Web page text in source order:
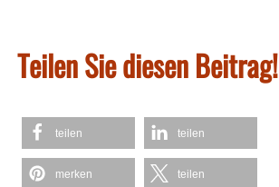
Teilen Sie diesen Beitrag!
teilen teilen
merken teilen